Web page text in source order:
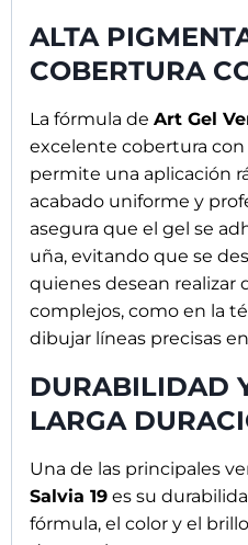
ALTA
COBERTURA
La fórmula de Art Gel
excelente cobertura con
permite una aplicación
acabado uniforme y
asegura que el gel se
uña, evitando que se
quienes desean realizar
complejos, como en la
dibujar líneas precisas
DURABILIDAD
LARGA
Una de las principales
Salvia 19 es su
fórmula, el color y el
Apúntate a nuestra
y recibirás un 10% de
descuento